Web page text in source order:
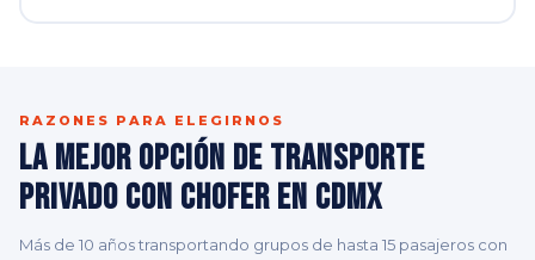
RAZONES PARA ELEGIRNOS
La Mejor Opción de Transporte
Privado con Chofer en CDMX
Más de 10 años transportando grupos de hasta 15 pasajeros con